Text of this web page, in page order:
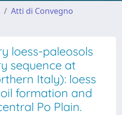
Atti di Convegno
loess-paleosols
sequence at
Italy): loess
formation and
Po Plain.